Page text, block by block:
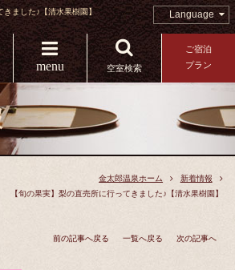
きました♪【清水果樹園】 Language
menu 空室検索
ご宿泊
プラン
金太郎温泉ホーム
新着情報
【旬の果実】梨の直売所に行ってきました♪【清水果樹園】
前の記事へ戻る 一覧へ戻る 次の記事へ